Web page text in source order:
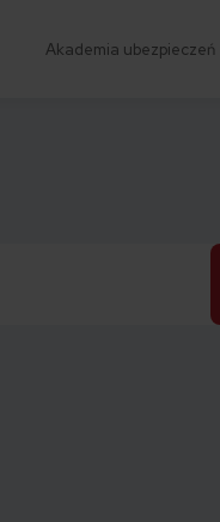
Akademia ubezpieczeń